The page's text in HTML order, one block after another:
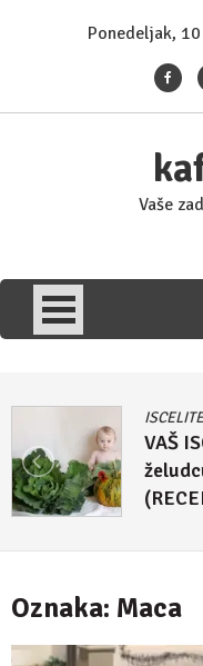
Ponedeljak,
Vaše
VAŠ
Oznaka: Maca